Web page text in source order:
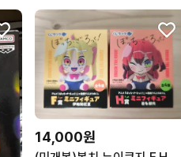
꼭 필요한 문의만 해요.
14,000원